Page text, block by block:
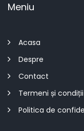
Meniu
Acasa
Despre
Contact
Termeni și condiții
Politica de